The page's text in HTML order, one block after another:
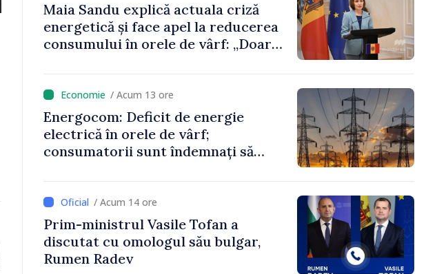
Maia Sandu explică actuala criză
energetică și face apel la reducerea
consumului în orele de vârf: „Doar
/ Acum 13 ore
Energocom: Deficit de energie
electrică în orele de vârf;
consumatorii sunt îndemnați să
/ Acum 14 ore
Prim-ministrul Vasile Tofan a
discutat cu omologul său bulgar,
Rumen Radev